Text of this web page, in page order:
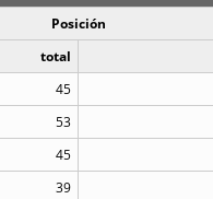
Posición
total
45
53
45
39